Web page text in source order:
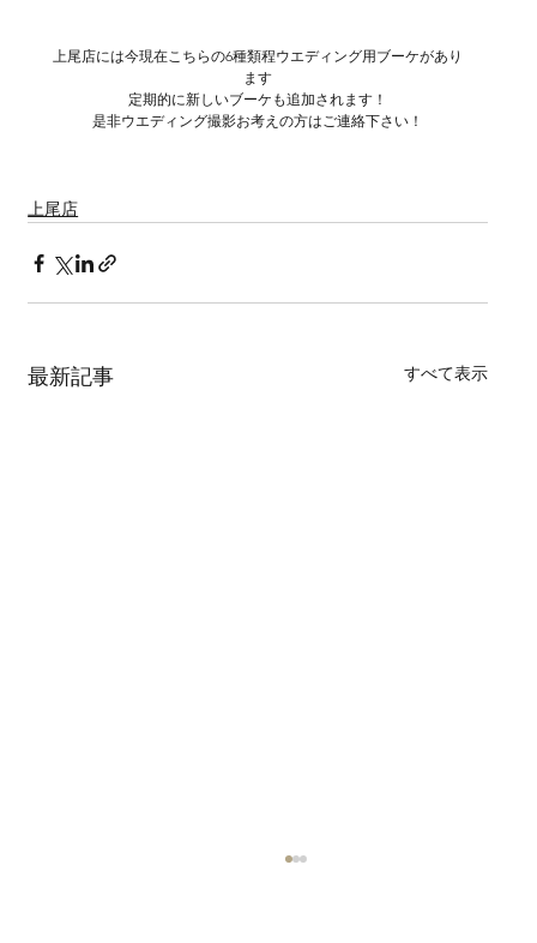
上尾店には今現在こちらの6種類程ウエディング用ブーケがあり
ます
定期的に新しいブーケも追加されます！
是非ウエディング撮影お考えの方はご連絡下さい！
上尾店
最新記事 すべて表示